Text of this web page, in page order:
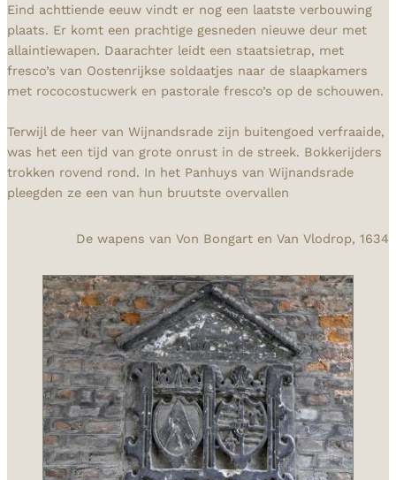
Eind achttiende eeuw vindt er nog een laatste verbouwing
plaats. Er komt een prachtige gesneden nieuwe deur met
allaintiewapen. Daarachter leidt een staatsietrap, met
fresco’s van Oostenrijkse soldaatjes naar de slaapkamers
met rococostucwerk en pastorale fresco’s op de schouwen.
Terwijl de heer van Wijnandsrade zijn buitengoed verfraaide,
was het een tijd van grote onrust in de streek. Bokkerijders
trokken rovend rond. In het Panhuys van Wijnandsrade
pleegden ze een van hun bruutste overvallen
De wapens van Von Bongart en Van Vlodrop, 1634